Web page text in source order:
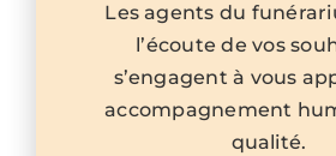
Les agents du
l’écoute de vos
s’engagent à vous
accompagnement
qualité.